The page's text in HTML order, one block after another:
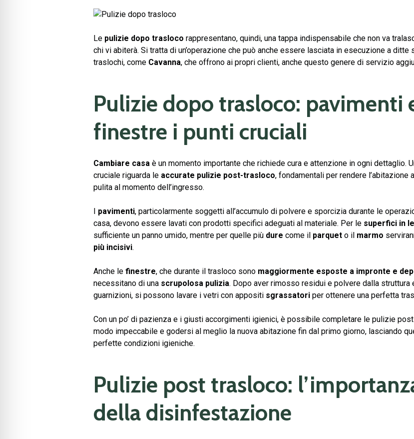
Le pulizie dopo trasloco rappresentano, quindi, una tappa indispensabile che non va
chi vi abiterà. Si tratta di un’operazione che può anche essere lasciata in esecuzione a
traslochi, come Cavanna, che offrono ai propri clienti, anche questo genere di servizio
Pulizie dopo trasloco: pavimenti
finestre i punti cruciali
Cambiare casa è un momento importante che richiede cura e attenzione in ogni dettaglio.
cruciale riguarda le accurate pulizie post-trasloco, fondamentali per rendere l’abitazione
pulita al momento dell’ingresso.
I pavimenti, particolarmente soggetti all’accumulo di polvere e sporcizia durante le
casa, devono essere lavati con prodotti specifici adeguati al materiale. Per le superfici in
sufficiente un panno umido, mentre per quelle più dure come il parquet o il marmo
più incisivi.
Anche le finestre, che durante il trasloco sono maggiormente esposte a impronte e
necessitano di una scrupolosa pulizia. Dopo aver rimosso residui e polvere dalla struttura
guarnizioni, si possono lavare i vetri con appositi sgrassatori per ottenere una perfetta
Con un po’ di pazienza e i giusti accorgimenti igienici, è possibile completare le pulizie
modo impeccabile e godersi al meglio la nuova abitazione fin dal primo giorno, lasciando
perfette condizioni igieniche.
Pulizie post trasloco:
della disinfestazione